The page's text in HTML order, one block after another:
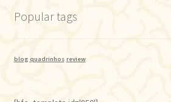
Popular tags
blog quadrinhos review